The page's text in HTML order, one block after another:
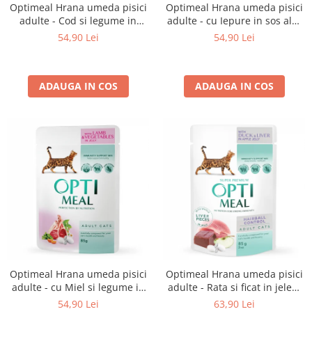
Optimeal Hrana umeda pisici
adulte - Cod si legume in
jeleu, set 12*0,085kg
54,90 Lei
ADAUGA IN COS
Optimeal Hrana umeda pisici
adulte - cu Iepure in sos alb,
set 12*0,085kg
54,90 Lei
ADAUGA IN COS
Optimeal Hrana umeda pisici
adulte - cu Miel si legume in
jeleu, set 12*0,085kg
54,90 Lei
Optimeal Hrana umeda pisici
adulte - Rata si ficat in jeleu,
set 12*0,085kg
63,90 Lei